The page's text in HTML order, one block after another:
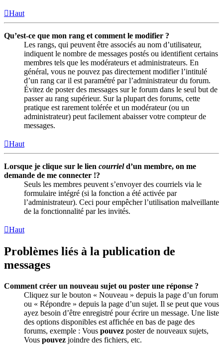
Haut
Qu’est-ce que mon rang et comment le modifier ?
Les rangs, qui peuvent être associés au nom d’utilisateur,
indiquent le nombre de messages postés ou identifient certains
membres tels que les modérateurs et administrateurs. En
général, vous ne pouvez pas directement modifier l’intitulé
d’un rang car il est paramétré par l’administrateur du forum.
Évitez de poster des messages sur le forum dans le seul but de
passer au rang supérieur. Sur la plupart des forums, cette
pratique est rarement tolérée et un modérateur (ou un
administrateur) peut facilement abaisser votre compteur de
messages.
Haut
Lorsque je clique sur le lien courrield’un membre, on me
demande de me connecter !?
Seuls les membres peuvent s’envoyer des courriels via le
formulaire intégré (si la fonction a été activée par
l’administrateur). Ceci pour empêcher l’utilisation malveillante
de la fonctionnalité par les invités.
Haut
Problèmes liés à la publication de
messages
Comment créer un nouveau sujet ou poster une réponse ?
Cliquez sur le bouton « Nouveau » depuis la page d’un forum
ou « Répondre » depuis la page d’un sujet. Il se peut que vous
ayez besoin d’être enregistré pour écrire un message. Une liste
des options disponibles est affichée en bas de page des
forums, exemple : Vous pouvez poster de nouveaux sujets,
Vous pouvez joindre des fichiers, etc.